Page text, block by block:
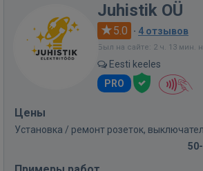
Juhistik OÜ
5.0 · 4 отзывов
Был на сайте: 2 ч. 13 мин.
Eesti keeles
PRO
Цены
Установка / ремонт розеток,